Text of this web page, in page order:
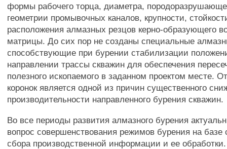
формы рабочего торца, диаметра,
геометрии промывочных каналов, крупности,
расположения алмазных резцов керно-образующего
матрицы. До сих пор не созданы специальные
способствующие при бурении стабилизации
направлении трассы скважин для обеспечения
полезного ископаемого в заданном проектом месте.
коронок является одной из причин существенного
производительности направленного бурения скважин.
Во все периоды развития алмазного бурения
вопрос совершенствования режимов бурения на базе
сбора производственной информации и ее